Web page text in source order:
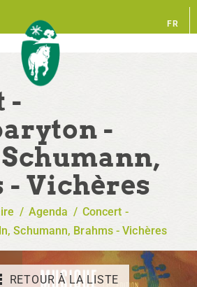
FR
-
-
- Vichères
/ Agenda / Concert -
Schumann, Brahms - Vichères
RETOUR À LA LISTE